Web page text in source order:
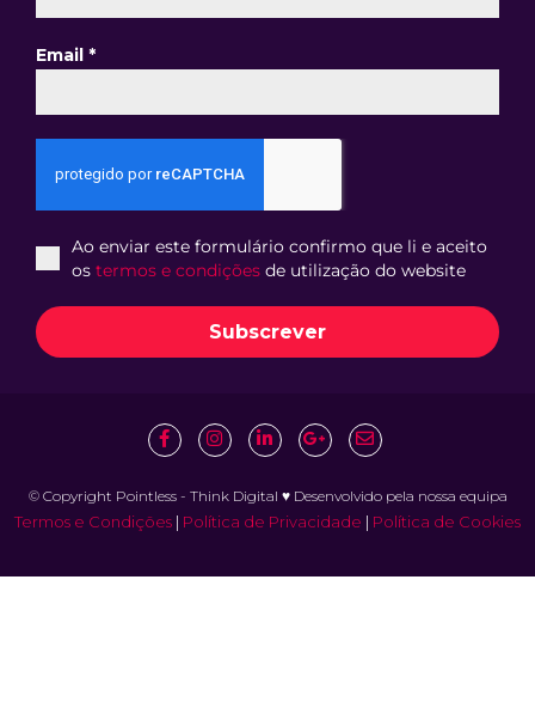
Email *
Ao enviar este formulário confirmo que li e aceito
os termos e condições de utilização do website
Subscrever
© Copyright Pointless - Think Digital ♥ Desenvolvido pela nossa equipa
Termos e Condições | Política de Privacidade | Política de Cookies